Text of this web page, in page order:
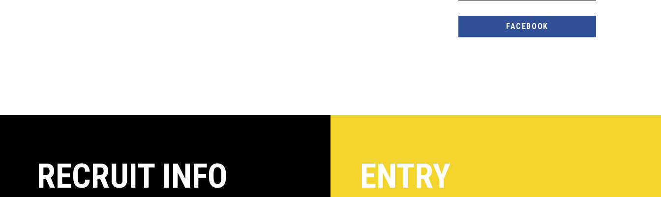
FACEBOOK
RECRUIT INFO ENTRY